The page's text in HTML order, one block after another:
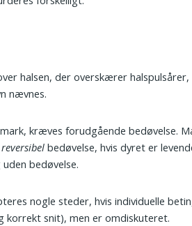
halsen, der overskærer halspulsårer,
nævnes.
kræves forudgående bedøvelse.
reversibel bedøvelse, hvis dyret er
bedøvelse.
nogle steder, hvis individuelle
korrekt snit), men er omdiskuteret.